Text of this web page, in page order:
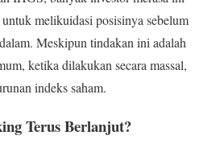
melikuidasi posisinya sebelum
Meskipun tindakan ini adalah
ketika dilakukan secara massal,
indeks saham.
Terus Berlanjut?